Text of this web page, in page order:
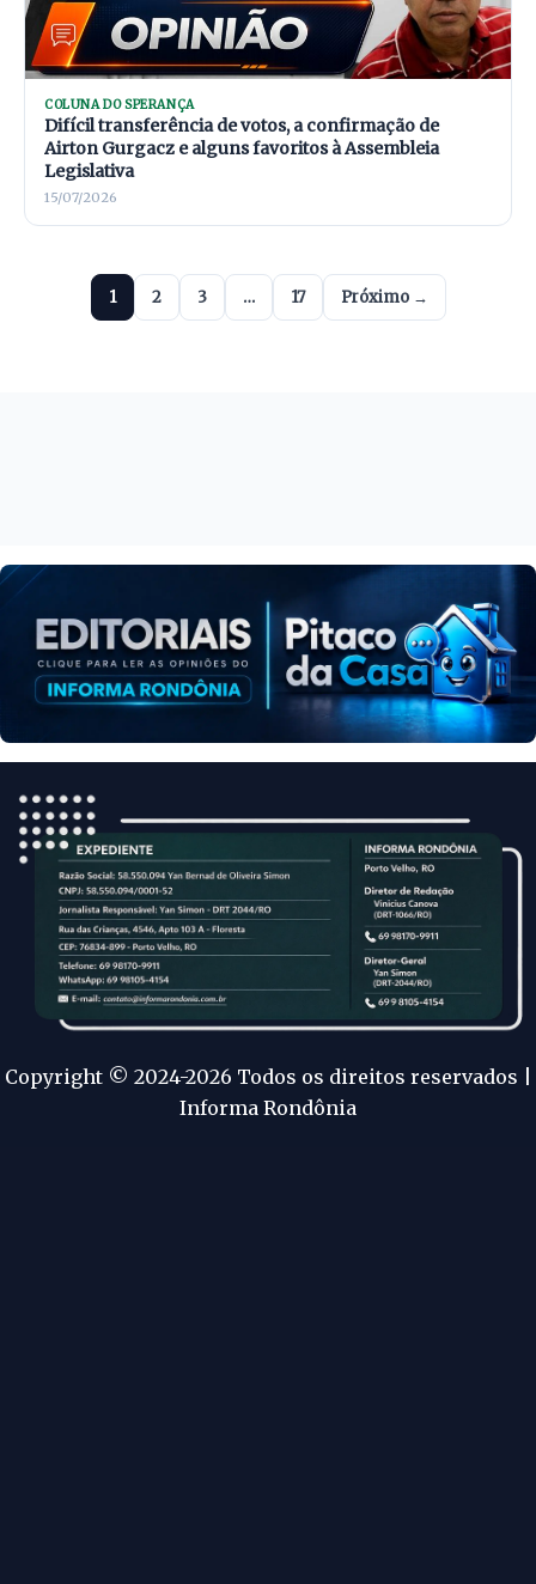
COLUNA DO SPERANÇA
Difícil transferência de votos, a confirmação de
Airton Gurgacz e alguns favoritos à Assembleia
Legislativa
15/07/2026
1 2 3 … 17 Próximo →
Copyright © 2024-2026 Todos os direitos reservados |
Informa Rondônia